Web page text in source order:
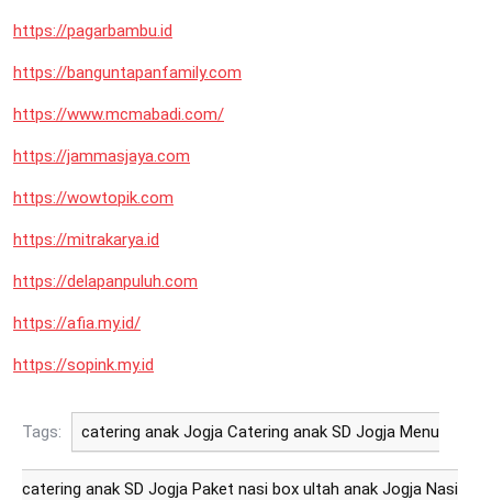
https://pagarbambu.id
https://banguntapanfamily.com
https://www.mcmabadi.com/
https://jammasjaya.com
https://wowtopik.com
https://mitrakarya.id
https://delapanpuluh.com
https://afia.my.id/
https://sopink.my.id
Tags: catering anak Jogja Catering anak SD Jogja Menu
catering anak SD Jogja Paket nasi box ultah anak Jogja Nasi